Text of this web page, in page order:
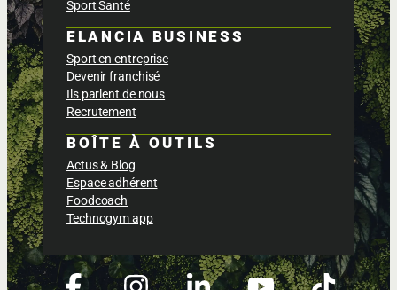
Sport Santé
ELANCIA BUSINESS
Sport en entreprise
Devenir franchisé
Ils parlent de nous
Recrutement
BOÎTE À OUTILS
Actus & Blog
Espace adhérent
Foodcoach
Technogym app